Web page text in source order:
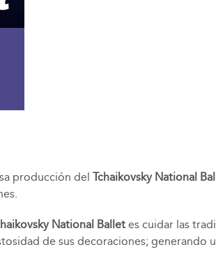
producción del Tchaikovsky National
National Balletes cuidar las
de sus decoraciones;